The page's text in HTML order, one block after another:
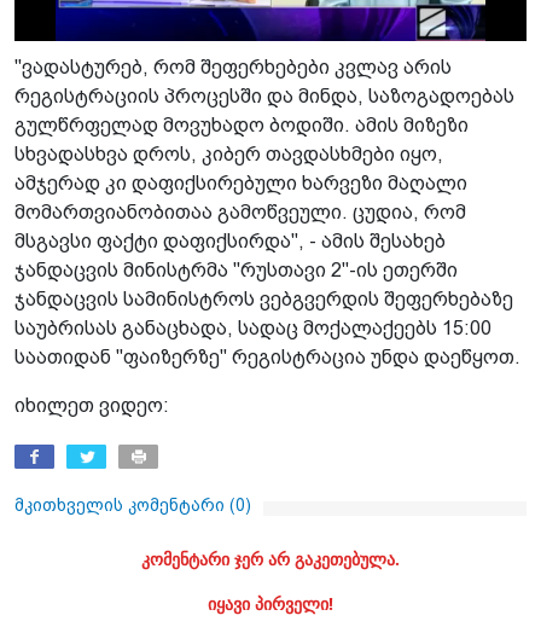
"ვადასტურებ, რომ შეფერხებები კვლავ არის
რეგისტრაციის პროცესში და მინდა, საზოგადოებას
გულწრფელად მოვუხადო ბოდიში. ამის მიზეზი
სხვადასხვა დროს, კიბერ თავდასხმები იყო,
ამჯერად კი დაფიქსირებული ხარვეზი მაღალი
მომართვიანობითაა გამოწვეული. ცუდია, რომ
მსგავსი ფაქტი დაფიქსირდა", - ამის შესახებ
ჯანდაცვის მინისტრმა "რუსთავი 2"-ის ეთერში
ჯანდაცვის სამინისტროს ვებგვერდის შეფერხებაზე
საუბრისას განაცხადა, სადაც მოქალაქეებს 15:00
საათიდან "ფაიზერზე" რეგისტრაცია უნდა დაეწყოთ.
იხილეთ ვიდეო:
მკითხველის კომენტარი (0)
კომენტარი ჯერ არ გაკეთებულა.
იყავი პირველი!